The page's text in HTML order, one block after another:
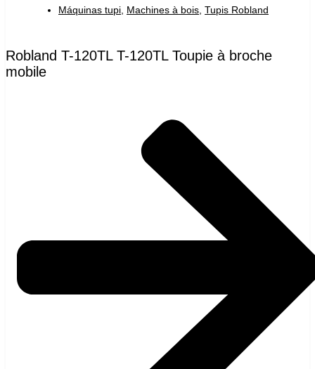
Máquinas tupi Machines à bois Tupis Robland
Robland T-120TL T-120TL Toupie à broche
mobile